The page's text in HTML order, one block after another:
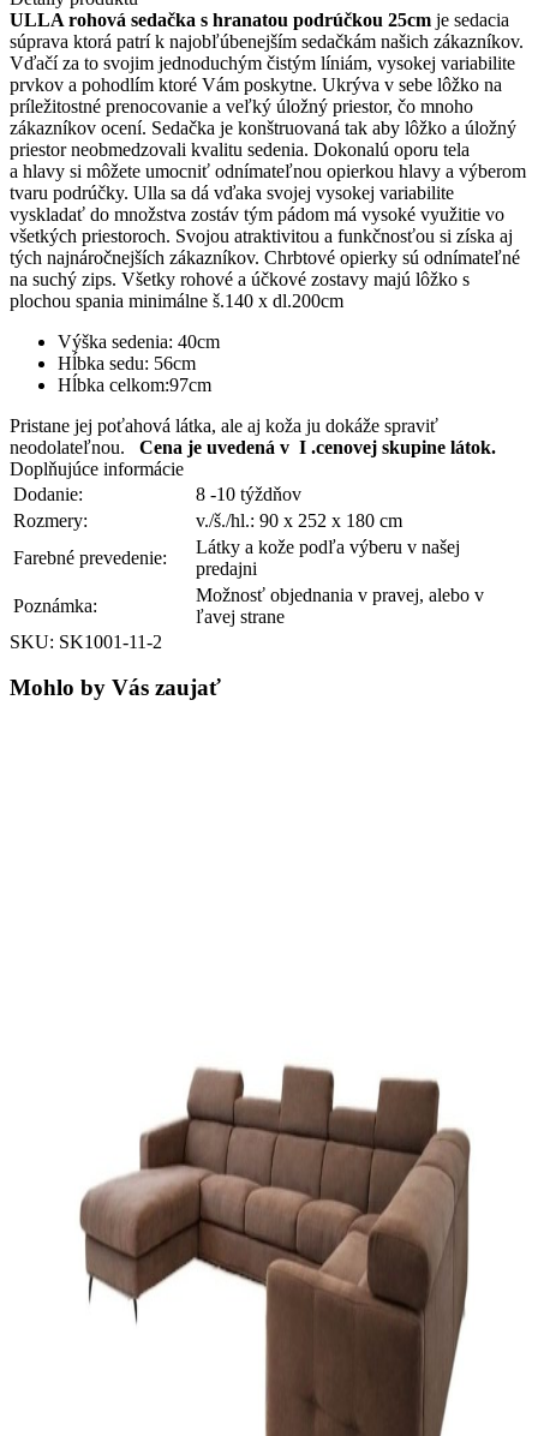
rohová
s
rozkladom
a
úložným
priestorom
2Otv/Strana
pravá
ULLA rohová sedačka s hranatou podrúčkou 25cm je sedacia
súprava ktorá patrí k najobľúbenejším sedačkám našich zákazníkov.
Vďačí za to svojim jednoduchým čistým líniám, vysokej variabilite
prvkov a pohodlím ktoré Vám poskytne. Ukrýva v sebe lôžko na
príležitostné prenocovanie a veľký úložný priestor, čo mnoho
zákazníkov ocení. Sedačka je konštruovaná tak aby lôžko a úložný
priestor neobmedzovali kvalitu sedenia. Dokonalú oporu tela
a hlavy si môžete umocniť odnímateľnou opierkou hlavy a výberom
tvaru podrúčky. Ulla sa dá vďaka svojej vysokej variabilite
vyskladať do množstva zostáv tým pádom má vysoké využitie vo
všetkých priestoroch. Svojou atraktivitou a funkčnosťou si získa aj
tých najnáročnejších zákazníkov. Chrbtové opierky sú odnímateľné
na suchý zips. Všetky rohové a účkové zostavy majú lôžko s
plochou spania minimálne š.140 x dl.200cm
Výška sedenia: 40cm
Hĺbka sedu: 56cm
Hĺbka celkom:97cm
Pristane jej poťahová látka, ale aj koža ju dokáže spraviť
neodolateľnou. Cena je uvedená v I .cenovej skupine látok.
Doplňujúce informácie
Dodanie:
8 -10 týždňov
Rozmery:
v./š./hl.: 90 x 252 x 180 cm
Farebné prevedenie:
Látky a kože podľa výberu v našej
predajni
Poznámka:
Možnosť objednania v pravej, alebo v
ľavej strane
SKU: SK1001-11-2
Mohlo by Vás zaujať